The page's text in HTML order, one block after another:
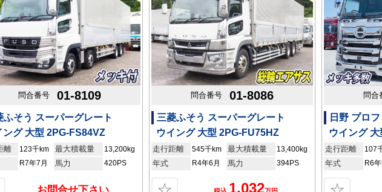
問合番号 01-8109
ふそう スーパーグレート
ング 大型 2PG-FS84VZ
離 123千km 最大積載量 13,200kg
R7年7月 馬力 420PS
問合番号 01-8086
三菱ふそう スーパーグレート
ウイング 大型 2PG-FU75HZ
走行距離 545千km 最大積載量 13,400kg
年式 R4年6月 馬力 394PS
1,032
問合
日野 プロ
ウイング
走行距離 107
年式 R6